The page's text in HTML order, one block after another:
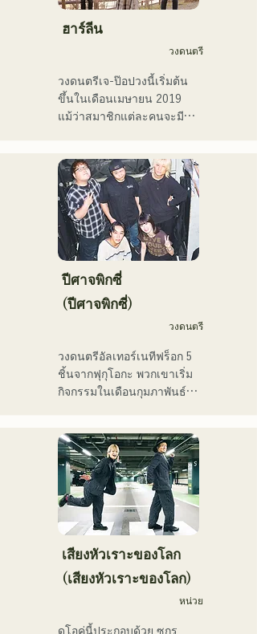
เพลงและภาพยนตร์โฆษณา
ของบริษัทมากมาย
ทำงานในหลากหลายสาขา
อาชีพ รวมถึงการแต่งเพลง
ประกอบโฆษณาทางโทรทัศน์
ทาโร โมริยามะ ในรายการ
"MUSIC FAIR" ทางสถานี
โทรทัศน์ฟูจิทีวี และการ
ปรากฏตัวในละครเพลงร็อก
ตั้งแต่ปี 2017 เธอได้กลับ
มายังฟุกุโอกะ ซึ่งนอกจาก
งานของเธอเองแล้ว เธอยัง
อาชีพ เช่น พิธีกรรายการวิทยุ
ทรงพลังและความสามารถใน
การร้องเพลงอันโดดเด่น เธอ
คือนักร้องนักแต่งเพลงที่จะ
ฮาร์ลีน
วงดนตรี
วงดนตรีเจ-ป๊อปวงนี้เริ่มต้น
ขึ้นในเดือนเมษายน 2019
แม้ว่าสมาชิกแต่ละคนจะมี
แต่พวกเขาก็ตัดสินใจตั้งวง
ใหม่โดยมีเป้าหมายทางดนตรี
ใหม่ เสียงร้องที่ใสสะอาดและ
เนื้อเพลงที่ติดหูของ CHiKa
ประกอบกับท่วงทำนองที่ชวน
ให้คิดถึง ได้รับการสนับสนุน
จากหลากหลายรุ่น บุคลิก
เฉพาะตัวของสมาชิกแต่ละ
คนถูกนำมาใช้ประกอบดนตรี
และเสียงดนตรีที่นุ่มนวลและ
ปัจจุบันพวกเขาแสดงดนตรี
สดตามสถานที่จัดงานและ
กิจกรรมกลางแจ้ง โดยส่วน
โพสต์และสตรีมวิดีโอบนโซ
เชียลมีเดียอย่างต่อเนื่อง
ปีศาจพิกซี่
(ปีศาจพิกซี่)
วงดนตรี
วงดนตรีอัลเทอร์เนทีฟร็อก 5
ชิ้นจากฟุกุโอกะ พวกเขาเริ่ม
กิจกรรมในเดือนกุมภาพันธ์
จังหวัดฟุกุโอกะ ด้วยเนื้อเพลง
ที่สะท้อนความเหงาและความ
ขัดแย้ง และท่วงทำนองกีตาร์
ที่ติดหู พวกเขามุ่งหวังที่จะ
สร้างเสียงเพลงที่จะประทับอยู่
ในใจของผู้ฟัง
เสียงหัวเราะของโลก
(เสียงหัวเราะของโลก)
หน่วย
ดูโอคู่นี้ประกอบด้วย ซูกุรุ